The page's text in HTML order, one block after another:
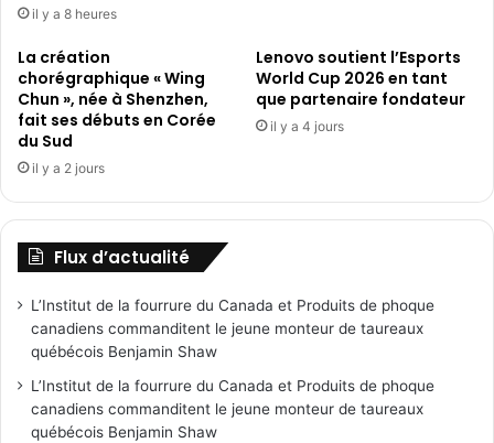
il y a 8 heures
La création
chorégraphique « Wing
Chun », née à Shenzhen,
fait ses débuts en Corée
du Sud
il y a 2 jours
Lenovo soutient l’Esports
World Cup 2026 en tant
que partenaire fondateur
il y a 4 jours
Flux d’actualité
L’Institut de la fourrure du Canada et Produits de phoque
canadiens commanditent le jeune monteur de taureaux
québécois Benjamin Shaw
L’Institut de la fourrure du Canada et Produits de phoque
canadiens commanditent le jeune monteur de taureaux
québécois Benjamin Shaw